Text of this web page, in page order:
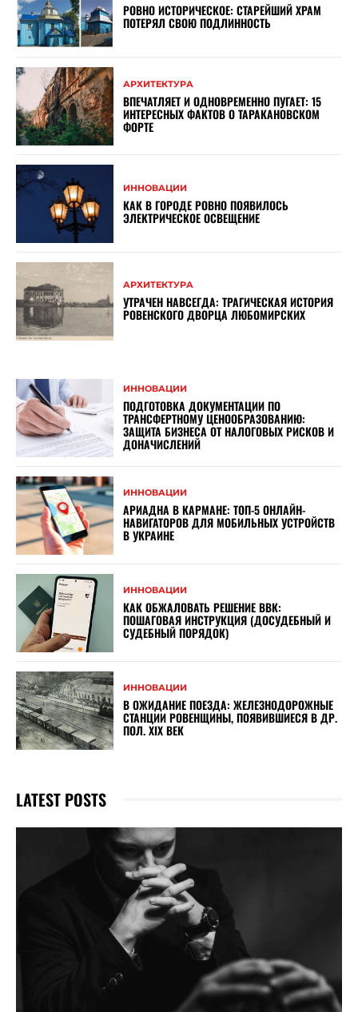
РОВНО ИСТОРИЧЕСКОЕ: СТАРЕЙШИЙ ХРАМ
ПОТЕРЯЛ СВОЮ ПОДЛИННОСТЬ
АРХИТЕКТУРА
ВПЕЧАТЛЯЕТ И ОДНОВРЕМЕННО ПУГАЕТ: 15
ИНТЕРЕСНЫХ ФАКТОВ О ТАРАКАНОВСКОМ
ФОРТЕ
ИННОВАЦИИ
КАК В ГОРОДЕ РОВНО ПОЯВИЛОСЬ
ЭЛЕКТРИЧЕСКОЕ ОСВЕЩЕНИЕ
АРХИТЕКТУРА
УТРАЧЕН НАВСЕГДА: ТРАГИЧЕСКАЯ ИСТОРИЯ
РОВЕНСКОГО ДВОРЦА ЛЮБОМИРСКИХ
ИННОВАЦИИ
ПОДГОТОВКА ДОКУМЕНТАЦИИ ПО
ТРАНСФЕРТНОМУ ЦЕНООБРАЗОВАНИЮ:
ЗАЩИТА БИЗНЕСА ОТ НАЛОГОВЫХ РИСКОВ И
ДОНАЧИСЛЕНИЙ
ИННОВАЦИИ
АРИАДНА В КАРМАНЕ: ТОП-5 ОНЛАЙН-
НАВИГАТОРОВ ДЛЯ МОБИЛЬНЫХ УСТРОЙСТВ
В УКРАИНЕ
ИННОВАЦИИ
КАК ОБЖАЛОВАТЬ РЕШЕНИЕ ВВК:
ПОШАГОВАЯ ИНСТРУКЦИЯ (ДОСУДЕБНЫЙ И
СУДЕБНЫЙ ПОРЯДОК)
ИННОВАЦИИ
В ОЖИДАНИЕ ПОЕЗДА: ЖЕЛЕЗНОДОРОЖНЫЕ
СТАНЦИИ РОВЕНЩИНЫ, ПОЯВИВШИЕСЯ В ДР.
ПОЛ. XIX ВЕК
LATEST POSTS